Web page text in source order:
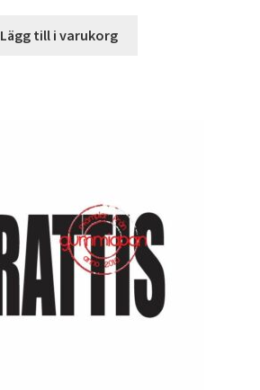
Lägg till i varukorg